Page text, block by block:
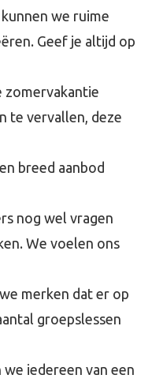
we ruime
Geef je altijd op
zomervakantie
te vervallen, deze
breed aanbod
nog wel vragen
We voelen ons
merken dat er op
groepslessen
iedereen van een